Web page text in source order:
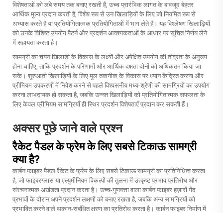
विशेषताओं को लंबे समय तक बनाए रखती हैं, उच्च प्रारंभिक लागत के बावजूद बेहतर
आर्थिक मूल्य प्रदान करती हैं, विशेष रूप से उन खिलाड़ियों के लिए जो नियमित रूप से
अभ्यास करते हैं या प्रतियोगितात्मक प्रतियोगिताओं में भाग लेते हैं। यह विश्लेषण खिलाड़ियों
को उनके विशिष्ट उपयोग पैटर्न और प्रदर्शन आवश्यकताओं के आधार पर सूचित निर्णय लेने
में सहायता करता है।
सामग्री का चयन खिलाड़ी के विकास के लक्ष्यों और अपेक्षित उपयोग की तीव्रता के अनुरूप
होना चाहिए, ताकि प्रदर्शन के परिणामों और आर्थिक दक्षता दोनों को अधिकतम किया जा
सके। शुरुआती खिलाड़ियों के लिए मूल तकनीक के विकास पर ध्यान केंद्रित करना और
प्रीमियम उपकरणों में निवेश करने से पहले विश्वसनीय मध्य-श्रेणी की सामग्रियों का उपयोग
करना लाभदायक हो सकता है, जबकि उन्नत खिलाड़ियों को प्रतियोगितात्मक सफलता के
लिए केवल प्रीमियम सामग्रियाँ ही स्थिर प्रदर्शन विशेषताएँ प्रदान कर सकती हैं।
अक्सर पूछे जाने वाले प्रश्न
रैकेट पैडल के फ्रेम के लिए सबसे टिकाऊ सामग्री
क्या है?
कार्बन फाइबर पैडल रैकेट के फ्रेम के लिए सबसे टिकाऊ सामग्री का प्रतिनिधित्व करता
है, जो फाइबरग्लास या एल्युमीनियम विकल्पों की तुलना में उत्कृष्ट प्रभाव प्रतिरोध और
संरचनात्मक अखंडता प्रदान करता है। उच्च-गुणवत्ता वाला कार्बन फाइबर हज़ारों गेंद
प्रभावों के दौरान अपने प्रदर्शन लक्षणों को बनाए रखता है, जबकि अन्य सामग्रियों को
प्रभावित करने वाले थकान-संबंधित क्षरण का प्रतिरोध करता है। कार्बन फाइबर निर्माण में